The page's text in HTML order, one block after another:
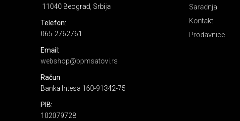
11040 Beograd, Srbija
Telefon:
065-2762761
Email:
webshop@bpmsatovi.rs
Račun
Banka Intesa 160-91342-75
PIB:
102079728
Saradnja
Kontakt
Prodavnice